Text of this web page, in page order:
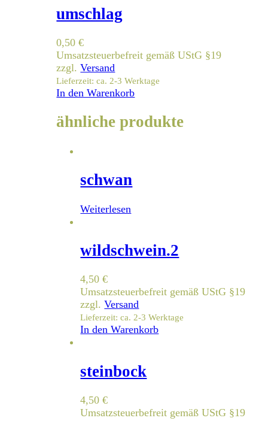
umschlag
0,50€
Umsatzsteuerbefreit gemäß UStG §19
zzgl.Versand
Lieferzeit: ca. 2-3 Werktage
In den Warenkorb
ähnliche produkte
schwan
Weiterlesen
wildschwein.2
4,50€
Umsatzsteuerbefreit gemäß UStG §19
zzgl.Versand
Lieferzeit: ca. 2-3 Werktage
In den Warenkorb
steinbock
4,50€
Umsatzsteuerbefreit gemäß UStG §19